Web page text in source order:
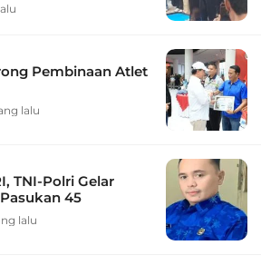
Pembinaan Atlet
lalu
TNI-Polri Gelar
45
lalu